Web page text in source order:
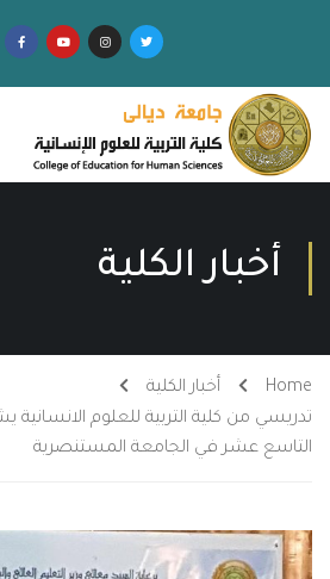
أخبار الكلية
Home
أخبار الكلية
تدريسي من كلية التربية للعلوم الانسانية
التاسع عشر في الجامعة المستنصرية